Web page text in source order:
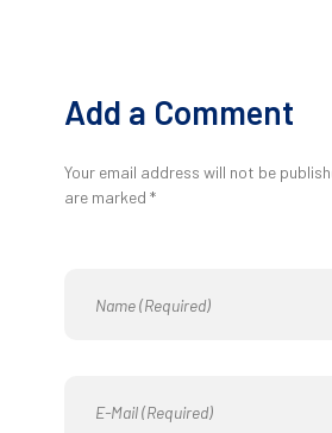
Add a Comment
Your email address will not be
are marked *